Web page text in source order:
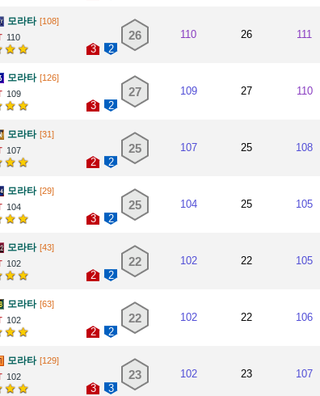
모라타 [108]
110
3 2
26 110 26 111
모라타 [126]
109
3 2
27 109 27 110
모라타 [31]
107
2 2
25 107 25 108
모라타 [29]
104
3 2
25 104 25 105
모라타 [43]
102
2 2
22 102 22 105
모라타 [63]
102
2 2
22 102 22 106
모라타 [129]
102
3 3
23 102 23 107